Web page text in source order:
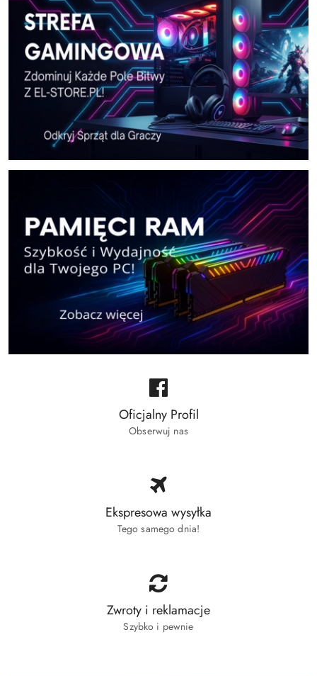
Oficjalny Profil
Obserwuj nas
Ekspresowa wysyłka
Tego samego dnia!
Zwroty i reklamacje
Szybko i pewnie